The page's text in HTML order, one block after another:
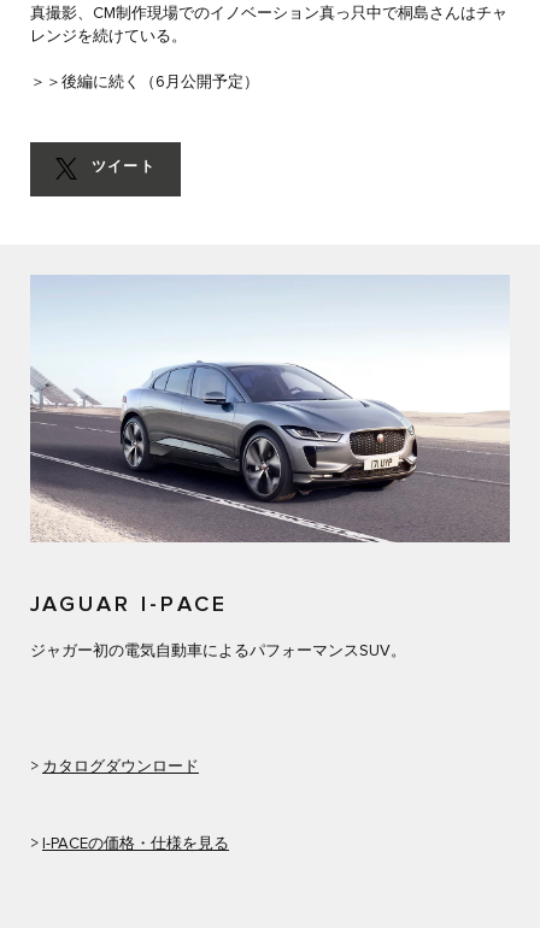
真撮影、CM制作現場でのイノベーション真っ只中で桐島さんはチャ
レンジを続けている。
＞＞後編に続く（6月公開予定）
ツイート
JAGUAR I-PACE
ジャガー初の電気自動車によるパフォーマンスSUV。
> カタログダウンロード
> I-PACEの価格・仕様を見る